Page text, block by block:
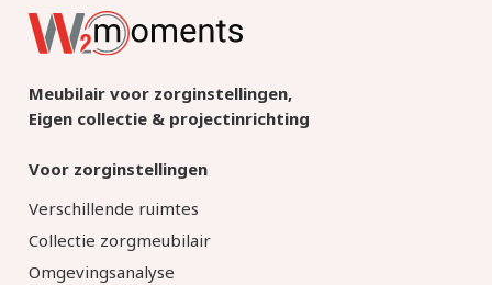
Meubilair voor zorginstellingen,
Eigen collectie & projectinrichting
Voor zorginstellingen
Verschillende ruimtes
Collectie zorgmeubilair
Omgevingsanalyse